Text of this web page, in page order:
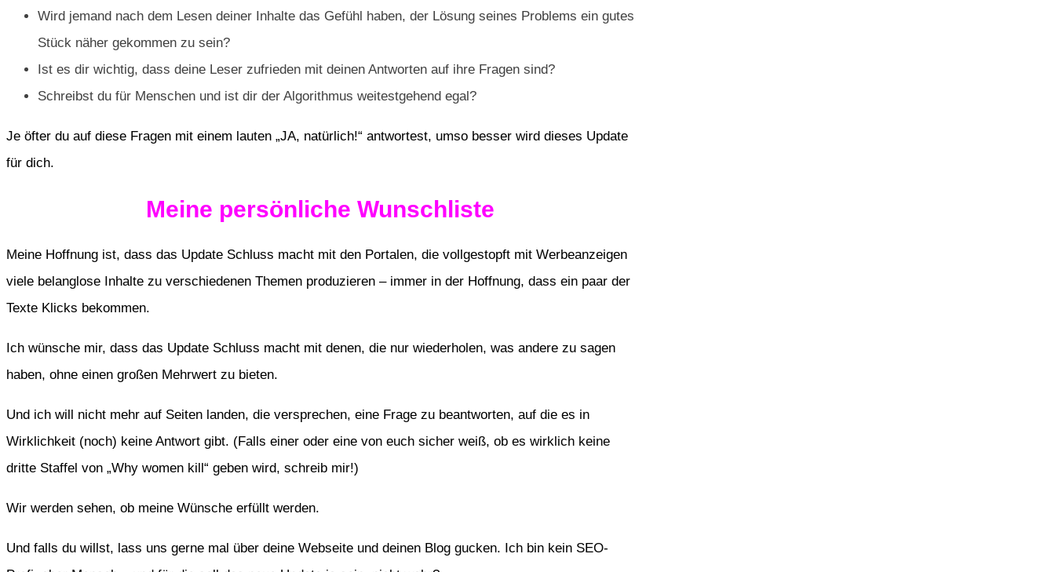
Wird jemand nach dem Lesen deiner Inhalte das Gefühl haben, der Lösung seines Problems ein gutes
Stück näher gekommen zu sein?
Ist es dir wichtig, dass deine Leser zufrieden mit deinen Antworten auf ihre Fragen sind?
Schreibst du für Menschen und ist dir der Algorithmus weitestgehend egal?
Je öfter du auf diese Fragen mit einem lauten „JA, natürlich!“ antwortest, umso besser wird dieses Update
für dich.
Meine persönliche Wunschliste
Meine Hoffnung ist, dass das Update Schluss macht mit den Portalen, die vollgestopft mit Werbeanzeigen
viele belanglose Inhalte zu verschiedenen Themen produzieren – immer in der Hoffnung, dass ein paar der
Texte Klicks bekommen.
Ich wünsche mir, dass das Update Schluss macht mit denen, die nur wiederholen, was andere zu sagen
haben, ohne einen großen Mehrwert zu bieten.
Und ich will nicht mehr auf Seiten landen, die versprechen, eine Frage zu beantworten, auf die es in
Wirklichkeit (noch) keine Antwort gibt. (Falls einer oder eine von euch sicher weiß, ob es wirklich keine
dritte Staffel von „Why women kill“ geben wird, schreib mir!)
Wir werden sehen, ob meine Wünsche erfüllt werden.
Und falls du willst, lass uns gerne mal über deine Webseite und deinen Blog gucken. Ich bin kein SEO-